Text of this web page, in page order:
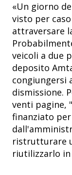
«Un giorno
visto per
attraversare
veicoli a due
deposito
congiungersi
dismissione.
venti pagine,
finanziato per
ristrutturare
riutilizzarlo